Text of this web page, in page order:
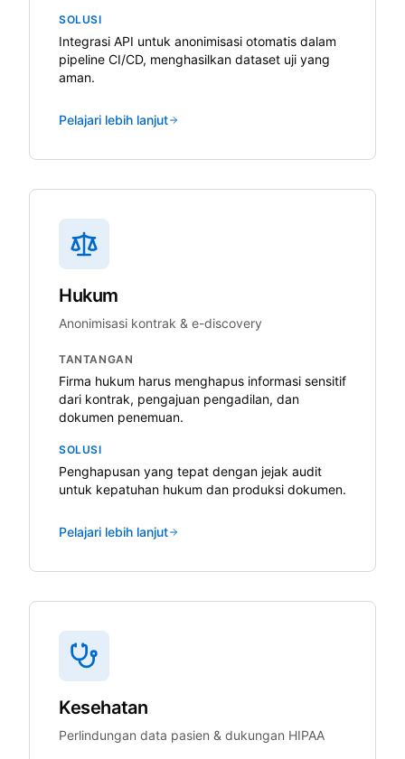
SOLUSI
Integrasi API untuk anonimisasi otomatis dalam
pipeline CI/CD, menghasilkan dataset uji yang
aman.
Pelajari lebih lanjut
Hukum
Anonimisasi kontrak & e-discovery
TANTANGAN
Firma hukum harus menghapus informasi sensitif
dari kontrak, pengajuan pengadilan, dan
dokumen penemuan.
SOLUSI
Penghapusan yang tepat dengan jejak audit
untuk kepatuhan hukum dan produksi dokumen.
Pelajari lebih lanjut
Kesehatan
Perlindungan data pasien & dukungan HIPAA